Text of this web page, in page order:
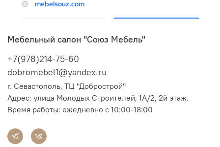
Мебельный салон "Союз Мебель"
+7(978)214-75-60
dobromebel1@yandex.ru
г. Севастополь, ТЦ "Добрострой"
Адрес: улица Молодых Строителей, 1А/2, 2й этаж.
Время работы: ежедневно с 10:00-18:00